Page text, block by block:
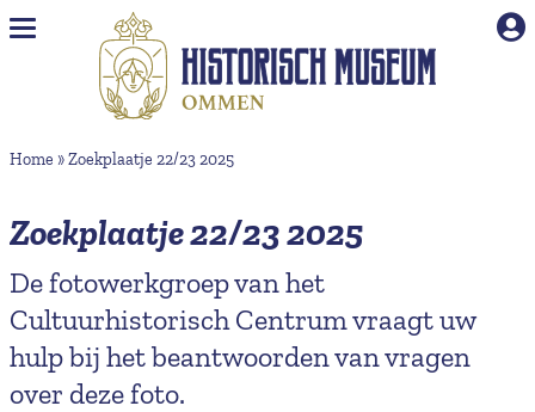
Naar hoofdinhoud
Home »Zoekplaatje 22/23 2025
Zoekplaatje 22/23 2025
De fotowerkgroep van het
Cultuurhistorisch Centrum vraagt uw
hulp bij het beantwoorden van vragen
over deze foto.